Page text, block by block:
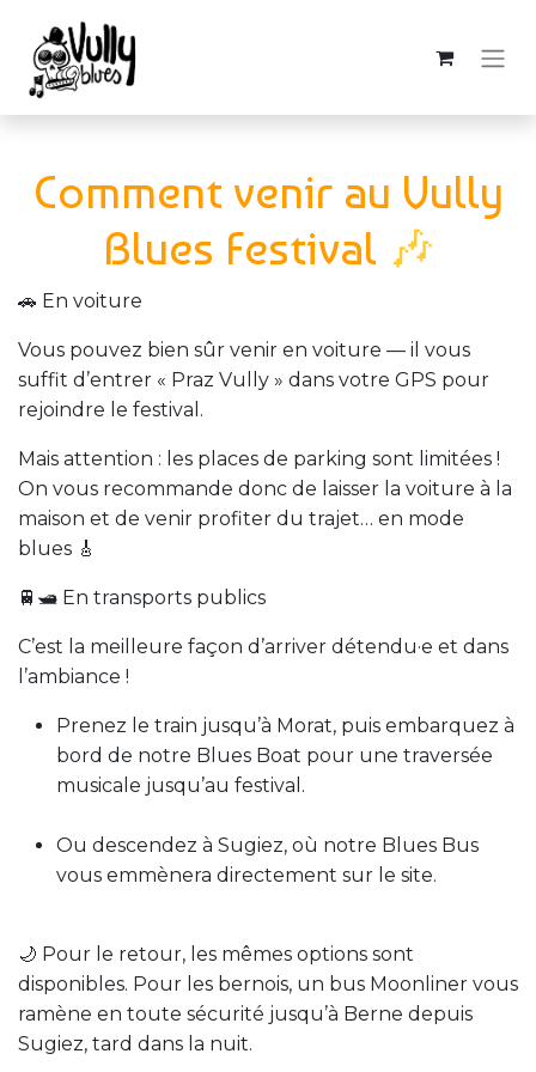
Comment venir au Vully
Blues Festival 🎶
🚗 En voiture
Vous pouvez bien sûr venir en voiture — il vous
suffit d’entrer « Praz Vully » dans votre GPS pour
rejoindre le festival.
Mais attention : les places de parking sont limitées !
On vous recommande donc de laisser la voiture à la
maison et de venir profiter du trajet… en mode
blues 🎸
🚆🛥️ En transports publics
C’est la meilleure façon d’arriver détendu·e et dans
l’ambiance !
Prenez le train jusqu’à Morat, puis embarquez à
bord de notre Blues Boat pour une traversée
musicale jusqu’au festival.
Ou descendez à Sugiez, où notre Blues Bus
vous emmènera directement sur le site.
🌙 Pour le retour, les mêmes options sont
disponibles. Pour les bernois, un bus Moonliner vous
ramène en toute sécurité jusqu’à Berne depuis
Sugiez, tard dans la nuit.